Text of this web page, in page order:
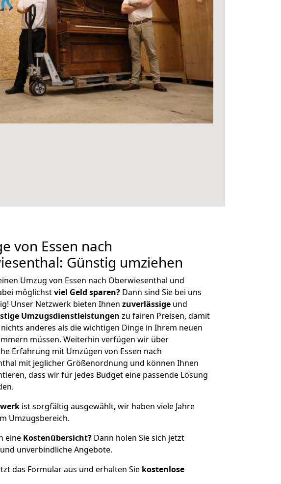
von Essen nach
Günstig umziehen
Umzug von Essen nach Oberwiesenthal und
möglichstviel Geld sparen? Dann sind Sie bei uns
Unser Netzwerk bieten Ihnen zuverlässige und
Umzugsdienstleistungen zu fairen Preisen, damit
anderes als die wichtigen Dinge in Ihrem neuen
müssen. Weiterhin verfügen wir über
Erfahrung mit Umzügen von Essen nach
mit jeglicher Größenordnung und können Ihnen
dass wir für jedes Budget eine passende Lösung
ist sorgfältig ausgewählt, wir haben viele Jahre
Umzugsbereich.
eine Kostenübersicht? Dann holen Sie sich jetzt
unverbindliche Angebote.
das Formular aus und erhalten Sie kostenlose